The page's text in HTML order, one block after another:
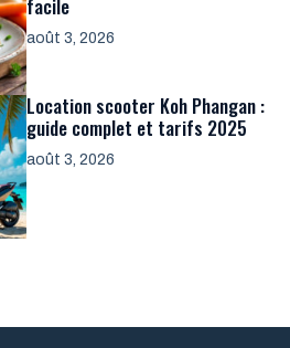
facile
août 3, 2026
Location scooter Koh Phangan :
guide complet et tarifs 2025
août 3, 2026